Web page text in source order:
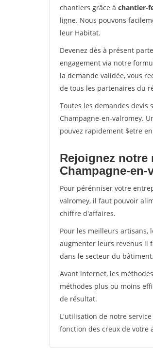
chantiers grâce à chantier-
ligne. Nous pouvons
leur Habitat.
Devenez dès à présent
engagement via notre
la demande validée, vous
de tous les partenaires du
Toutes les demandes devis
Champagne-en-valromey.
pouvez rapidement $etre
Rejoignez notre
Champagne-en-
Pour pérénniser votre
valromey, il faut pouvoir
chiffre d'affaires.
Pour les meilleurs
augmenter leurs revenus il
dans le secteur du bâtiment.
Avant internet, les
méthodes plus ou moins
de résultat.
L'utilisation de notre
fonction des creux de votre